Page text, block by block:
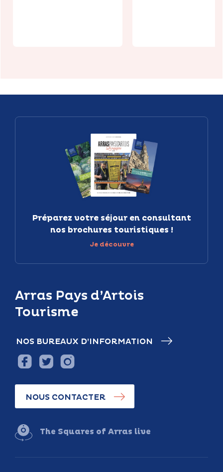
Arras Pays d’Artois
Tourisme
NOS BUREAUX D’INFORMATION
NOUS CONTACTER
The Squares of Arras live
Préparez votre séjour en consultant
nos brochures touristiques !
Je découvre